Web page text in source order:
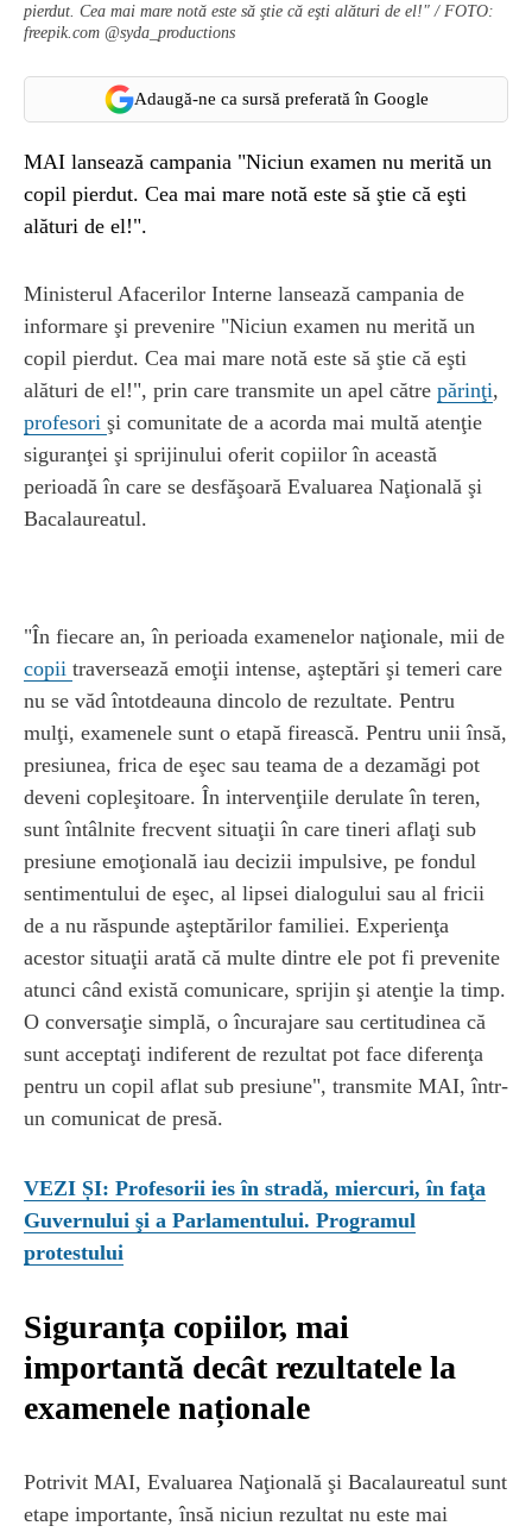
pierdut. Cea mai mare notă este să ştie că eşti alături de el!" / FOTO:
freepik.com @syda_productions
Adaugă-ne ca sursă preferată în Google
MAI lansează campania "Niciun examen nu merită un
copil pierdut. Cea mai mare notă este să ştie că eşti
alături de el!".
Ministerul Afacerilor Interne lansează campania de
informare şi prevenire "Niciun examen nu merită un
copil pierdut. Cea mai mare notă este să ştie că eşti
alături de el!", prin care transmite un apel către părinţi,
profesori şi comunitate de a acorda mai multă atenţie
siguranţei şi sprijinului oferit copiilor în această
perioadă în care se desfăşoară Evaluarea Naţională şi
Bacalaureatul.
"În fiecare an, în perioada examenelor naţionale, mii de
copii traversează emoţii intense, aşteptări şi temeri care
nu se văd întotdeauna dincolo de rezultate. Pentru
mulţi, examenele sunt o etapă firească. Pentru unii însă,
presiunea, frica de eşec sau teama de a dezamăgi pot
deveni copleşitoare. În intervenţiile derulate în teren,
sunt întâlnite frecvent situaţii în care tineri aflaţi sub
presiune emoţională iau decizii impulsive, pe fondul
sentimentului de eşec, al lipsei dialogului sau al fricii
de a nu răspunde aşteptărilor familiei. Experienţa
acestor situaţii arată că multe dintre ele pot fi prevenite
atunci când există comunicare, sprijin şi atenţie la timp.
O conversaţie simplă, o încurajare sau certitudinea că
sunt acceptaţi indiferent de rezultat pot face diferenţa
pentru un copil aflat sub presiune", transmite MAI, într-
un comunicat de presă.
VEZI ȘI: Profesorii ies în stradă, miercuri, în faţa
Guvernului şi a Parlamentului. Programul
protestului
Siguranța copiilor, mai
importantă decât rezultatele la
examenele naționale
Potrivit MAI, Evaluarea Naţională şi Bacalaureatul sunt
etape importante, însă niciun rezultat nu este mai